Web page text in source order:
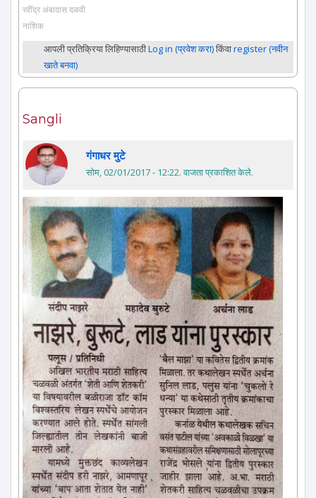
रवींद्र अंबादास दळवी
नाशिक
आपली प्रतिक्रिया लिहिण्यासाठीLog in (प्रवेश करा)किंवाregister (नवीन
खाते बनवा)
Sangli
गंगाधर मुटे
सोम, 02/01/2017 - 12:22. वाजता प्रकाशित केले.